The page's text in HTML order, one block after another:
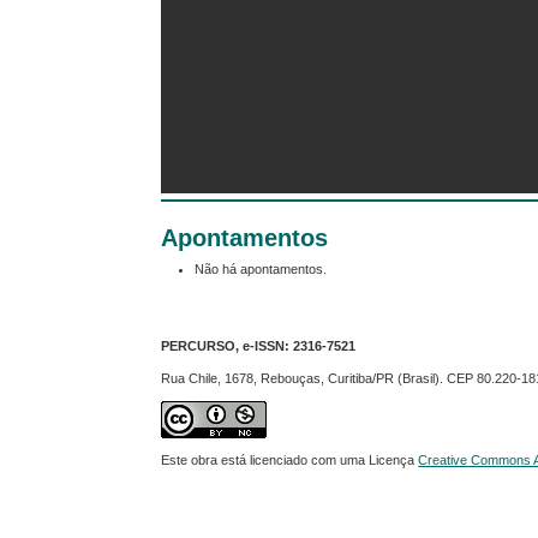
Apontamentos
Não há apontamentos.
PERCURSO, e-ISSN:2316-7521
Rua Chile, 1678, Rebouças, Curitiba/PR (Brasil). CEP 80.220-
Este obra está licenciado com uma LicençaCreative Commons